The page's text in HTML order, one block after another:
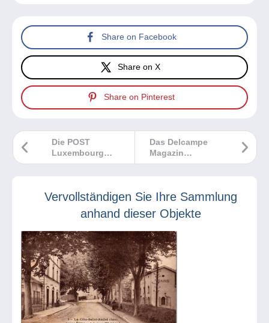
Share on Facebook
Share on X
Share on Pinterest
Das Delcampe
Magazin
Klassische
Die POST
Luxembourg
würdigtden
Fontaine
Vervollständigen Sie Ihre Sammlung
anhand dieser Objekte